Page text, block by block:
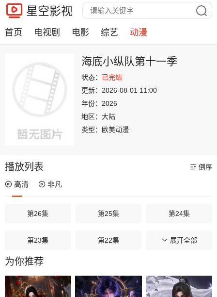
星空影视
首页 电视剧 电影 综艺 动漫
海底小纵队第十一季
状态： 已完结
更新： 2026-08-01 11:00
年份： 2026
地区： 大陆
类型：
欧美动漫
播放列表 倒序
高清 非凡
第26集 第25集 第24集
第23集 第22集 第21集
第20集
第17集 第16集 第15集
展开全部
为你推荐